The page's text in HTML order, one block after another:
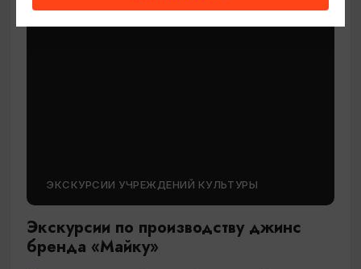
ЭКСКУРСИИ УЧРЕЖДЕНИЙ КУЛЬТУРЫ
Экскурсии по производству джинс
бренда «Майку»